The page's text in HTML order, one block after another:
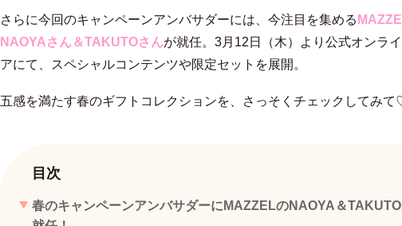
さらに今回のキャンペーンアンバサダーには、今注目を集める
NAOYAさん＆TAKUTOさんが就任。3月12日（木）より公式オンラ
アにて、スペシャルコンテンツや限定セットを展開。
五感を満たす春のギフトコレクションを、さっそくチェックしてみ
目次
春のキャンペーンアンバサダーにMAZZELのNAOYA＆